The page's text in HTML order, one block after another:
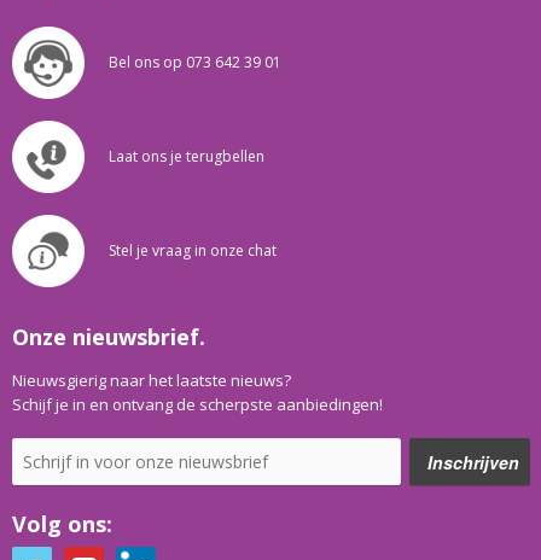
Bel ons op 073 642 39 01
Laat ons je terugbellen
Stel je vraag in onze chat
Onze nieuwsbrief.
Nieuwsgierig naar het laatste nieuws?
Schijf je in en ontvang de scherpste aanbiedingen!
Volg ons: